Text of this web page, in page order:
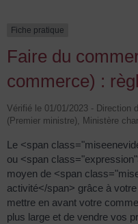
Fiche pratique
Faire du
commerce) :
Vérifié le 01/01/2023 - Direction
(Premier ministre), Ministère
Le <span
ou <span
moyen de <span
activité</span> grâce à
mettre en avant votre
plus large et de vendre vos